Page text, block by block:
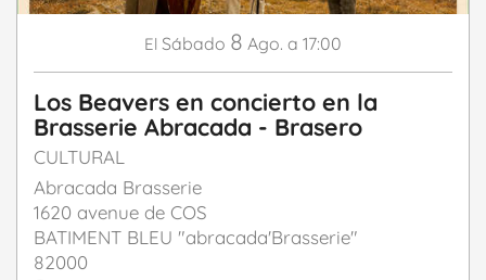
El Sábado 8 Ago. a 17:00
Los Beavers en concierto en la
Brasserie Abracada - Brasero
CULTURAL
Abracada Brasserie
1620 avenue de COS
BATIMENT BLEU "abracada'Brasserie"
82000